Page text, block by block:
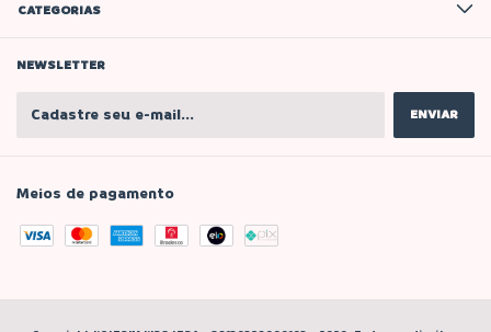
CATEGORIAS
NEWSLETTER
Meios de pagamento